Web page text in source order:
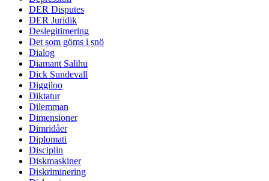
DER Disputes
DER Juridik
Deslegitimering
Det som göms i snö
Dialog
Diamant Salihu
Dick Sundevall
Diggiloo
Diktatur
Dilemman
Dimensioner
Dimridåer
Diplomati
Disciplin
Diskmaskiner
Diskriminering